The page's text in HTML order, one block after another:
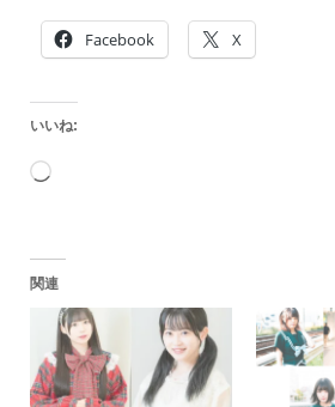
Facebook X
いいね:
読
込
み
中…
関連